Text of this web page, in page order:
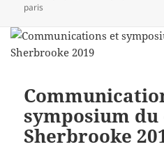
paris
symposium
Sherbrooke